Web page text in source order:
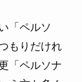
「ペルソ
もりだけれ
「ペルソナ